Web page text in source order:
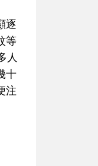
逐
等
人
十
注